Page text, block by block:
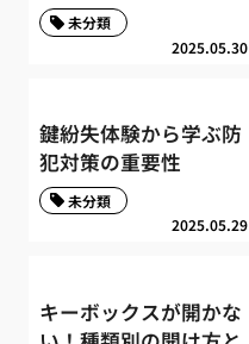
2025.05.30
未分類
鍵紛失体験から学ぶ防
犯対策の重要性
2025.05.29
未分類
キーボックスが開かな